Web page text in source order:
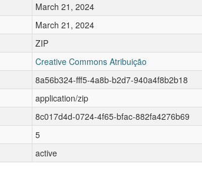
March 21, 2024
March 21, 2024
ZIP
Creative Commons Atribuição
8a56b324-fff5-4a8b-b2d7-940a4f8b2b18
application/zip
8c017d4d-0724-4f65-bfac-882fa4276b69
5
active